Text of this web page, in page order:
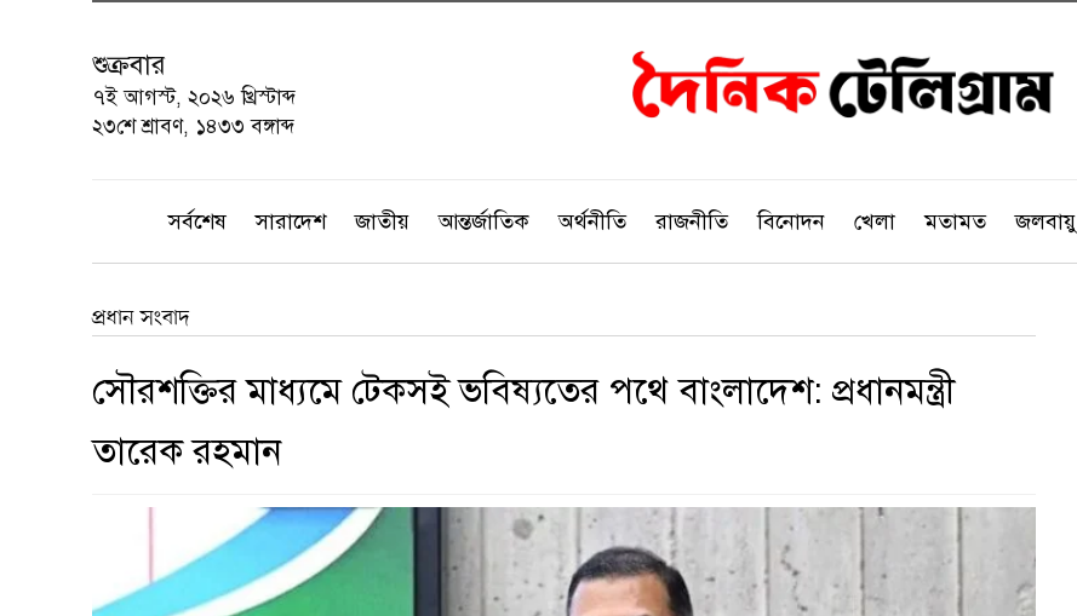
শুক্রবার
৭ই আগস্ট, ২০২৬ খ্রিস্টাব্দ
২৩শে শ্রাবণ, ১৪৩৩ বঙ্গাব্দ
সর্বশেষ সারাদেশ জাতীয় আন্তর্জাতিক অর্থনীতি রাজনীতি বিনোদন খেলা মতামত জলবায়ু
প্রধান সংবাদ
সৌরশক্তির মাধ্যমে টেকসই ভবিষ্যতের পথে বাংলাদেশ: প্রধানমন্ত্রী
তারেক রহমান